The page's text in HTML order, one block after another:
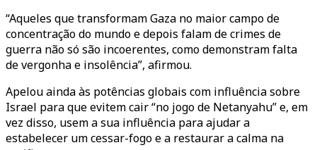
“Aqueles que transformam Gaza no maior campo de
concentração do mundo e depois falam de crimes de
guerra não só são incoerentes, como demonstram falta
de vergonha e insolência”, afirmou.
Apelou ainda às potências globais com influência sobre
Israel para que evitem cair “no jogo de Netanyahu” e, em
vez disso, usem a sua influência para ajudar a
estabelecer um cessar-fogo e a restaurar a calma na